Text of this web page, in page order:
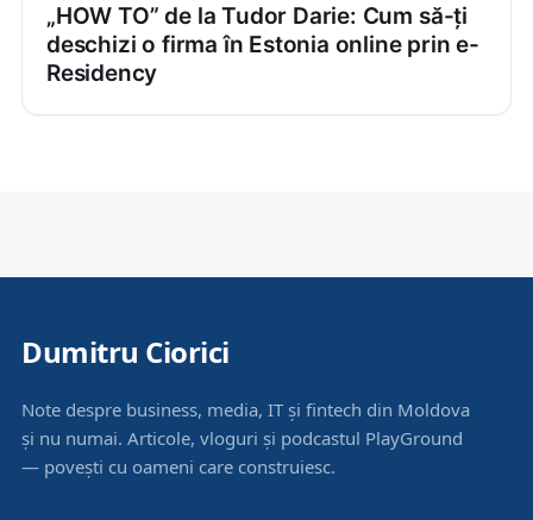
„HOW TO” de la Tudor Darie: Cum să-ți
deschizi o firma în Estonia online prin e-
Residency
Dumitru Ciorici
Note despre business, media, IT și fintech din Moldova
și nu numai. Articole, vloguri și podcastul PlayGround
— povești cu oameni care construiesc.